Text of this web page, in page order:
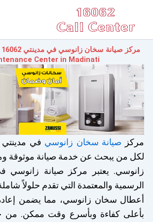
المحتوى
Center in Madinati
مركز صيانة سخان زانوسي في مدينتي
لكل من يبحث عن خدمة صيانة موثوقة
زانوسي. يعتبر مركز صيانة زانوسي
الرسمية والمعتمدة التي تقدم حلولاً
أعطال سخان زانوسي، مما يضمن
بأعلى كفاءة وبأسرع وقت ممكن. من